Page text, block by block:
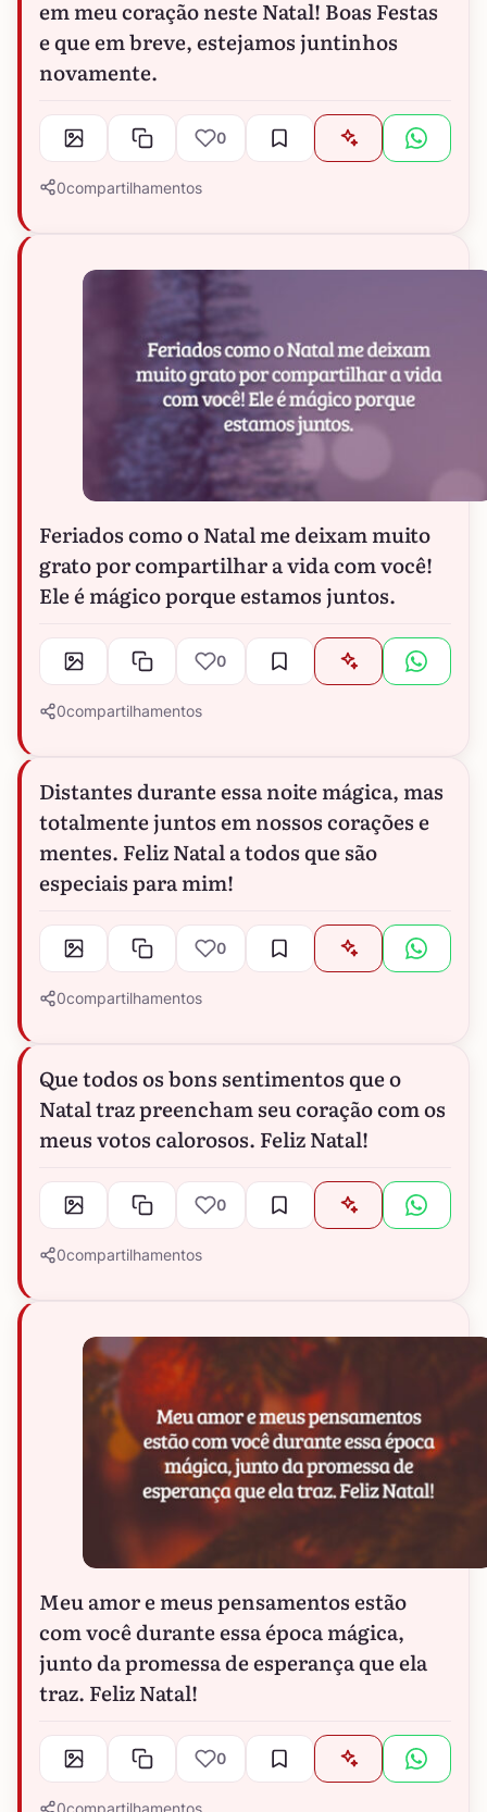
em meu coração neste Natal! Boas Festas
e que em breve, estejamos juntinhos
novamente.
0
0compartilhamentos
Feriados como o Natal me deixam muito
grato por compartilhar a vida com você!
Ele é mágico porque estamos juntos.
0
0compartilhamentos
Distantes durante essa noite mágica, mas
totalmente juntos em nossos corações e
mentes. Feliz Natal a todos que são
especiais para mim!
0
0compartilhamentos
Que todos os bons sentimentos que o
Natal traz preencham seu coração com os
meus votos calorosos. Feliz Natal!
0
0compartilhamentos
Meu amor e meus pensamentos estão
com você durante essa época mágica,
junto da promessa de esperança que ela
traz. Feliz Natal!
0